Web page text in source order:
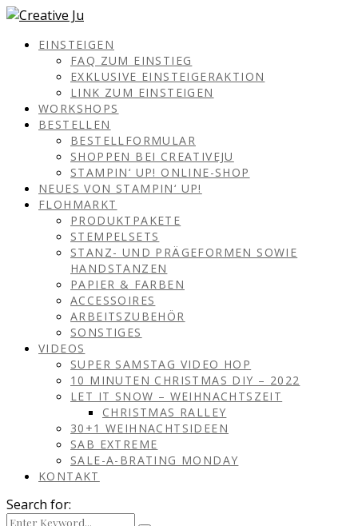
EINSTEIGEN
FAQ ZUM EINSTIEG
EXKLUSIVE EINSTEIGERAKTION
LINK ZUM EINSTEIGEN
WORKSHOPS
BESTELLEN
BESTELLFORMULAR
SHOPPEN BEI CREATIVEJU
STAMPIN‘ UP! ONLINE-SHOP
NEUES VON STAMPIN‘ UP!
FLOHMARKT
PRODUKTPAKETE
STEMPELSETS
STANZ- UND PRÄGEFORMEN SOWIE
HANDSTANZEN
PAPIER & FARBEN
ACCESSOIRES
ARBEITSZUBEHÖR
SONSTIGES
VIDEOS
SUPER SAMSTAG VIDEO HOP
10 MINUTEN CHRISTMAS DIY – 2022
LET IT SNOW – WEIHNACHTSZEIT
CHRISTMAS RALLEY
30+1 WEIHNACHTSIDEEN
SAB EXTREME
SALE-A-BRATING MONDAY
KONTAKT
Search for: